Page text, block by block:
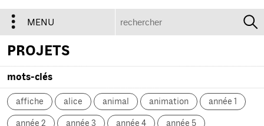
MENU
PROJETS
mots-clés
affiche alice animal animation année 1
année 2 année 3 année 4 année 5